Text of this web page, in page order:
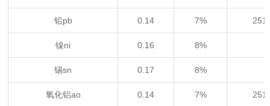
铅pb 0.14 7%
镍ni 0.16 8%
锡sn 0.17 8%
氧化铝ao 0.14 7%